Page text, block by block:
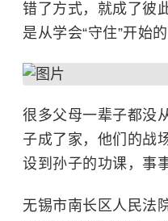
错了方式，就成了彼
是从学会“守住”开始的
很多父母一辈子都没
子成了家，他们的战
设到孙子的功课，事
无锡市南长区人民法